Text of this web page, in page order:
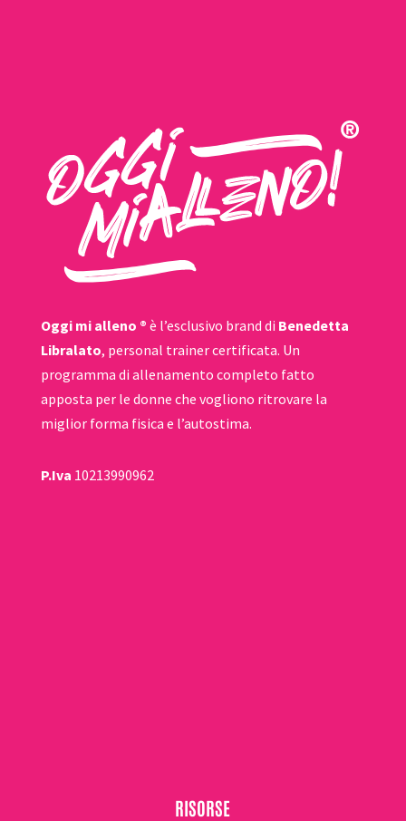
Oggi mi alleno ® è l’esclusivo brand di Benedetta
Libralato, personal trainer certificata. Un
programma di allenamento completo fatto
apposta per le donne che vogliono ritrovare la
miglior forma fisica e l’autostima.
P.Iva 10213990962
RISORSE